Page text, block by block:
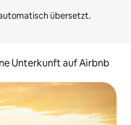
Unterkunft auf Airbnb